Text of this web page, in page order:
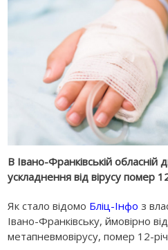
В Івано-Франківській обласній
ускладнення від вірусу помер
Як стало відомо Бліц-Інфо з
Івано-Франківську, ймовірно
метапневмовірусу, помер 12-